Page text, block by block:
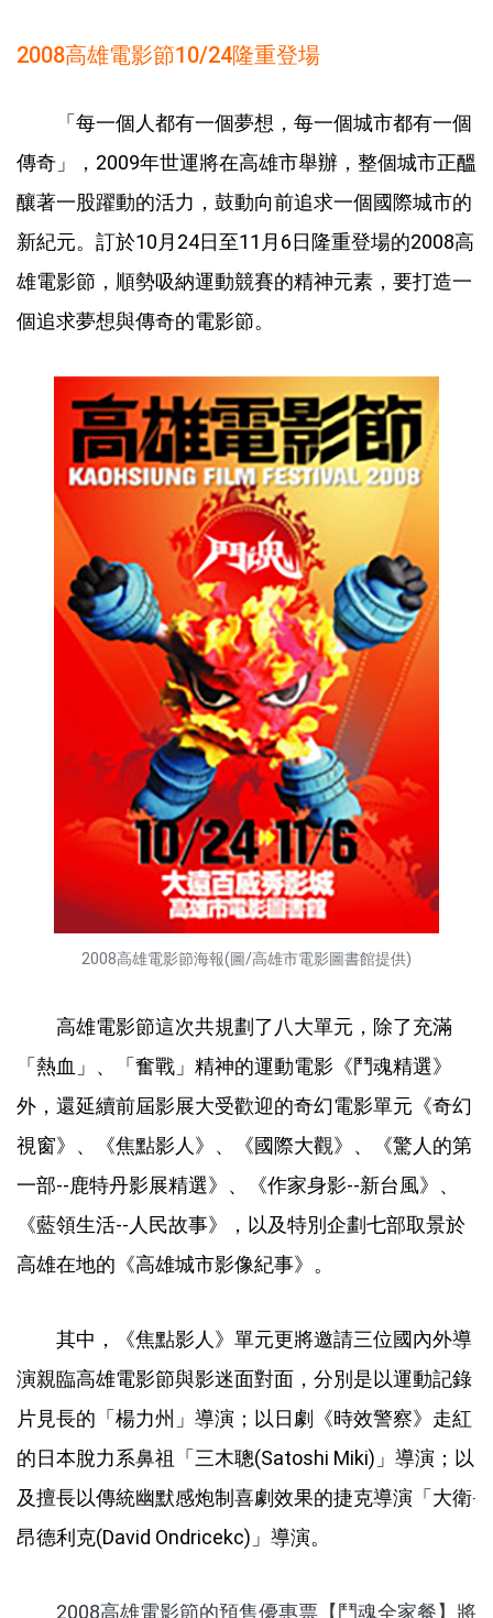
2008高雄電影節10/24隆重登場
「每一個人都有一個夢想，每一個城市都有一個
傳奇」，2009年世運將在高雄市舉辦，整個城市正醞
釀著一股躍動的活力，鼓動向前追求一個國際城市的
新紀元。訂於10月24日至11月6日隆重登場的2008高
雄電影節，順勢吸納運動競賽的精神元素，要打造一
個追求夢想與傳奇的電影節。
2008高雄電影節海報(圖/高雄市電影圖書館提供)
高雄電影節這次共規劃了八大單元，除了充滿
「熱血」、「奮戰」精神的運動電影《鬥魂精選》
外，還延續前屆影展大受歡迎的奇幻電影單元《奇幻
視窗》、《焦點影人》、《國際大觀》、《驚人的第
一部--鹿特丹影展精選》、《作家身影--新台風》、
《藍領生活--人民故事》，以及特別企劃七部取景於
高雄在地的《高雄城市影像紀事》。
其中，《焦點影人》單元更將邀請三位國內外導
演親臨高雄電影節與影迷面對面，分別是以運動記錄
片見長的「楊力州」導演；以日劇《時效警察》走紅
的日本脫力系鼻祖「三木聰(Satoshi Miki)」導演；以
及擅長以傳統幽默感炮制喜劇效果的捷克導演「大衛‧
昂德利克(David Ondricekc)」導演。
2008高雄電影節的預售優惠票【鬥魂全家餐】將